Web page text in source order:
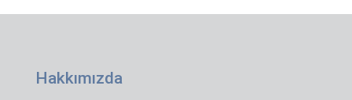
Hakkımızda